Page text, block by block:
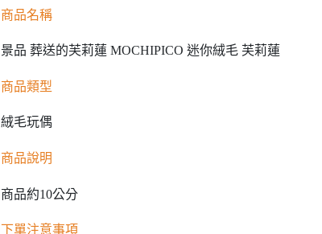
商品名稱
景品 葬送的芙莉蓮 MOCHIPICO 迷你絨毛 芙莉蓮
商品類型
絨毛玩偶
商品說明
商品約10公分
下單注意事項